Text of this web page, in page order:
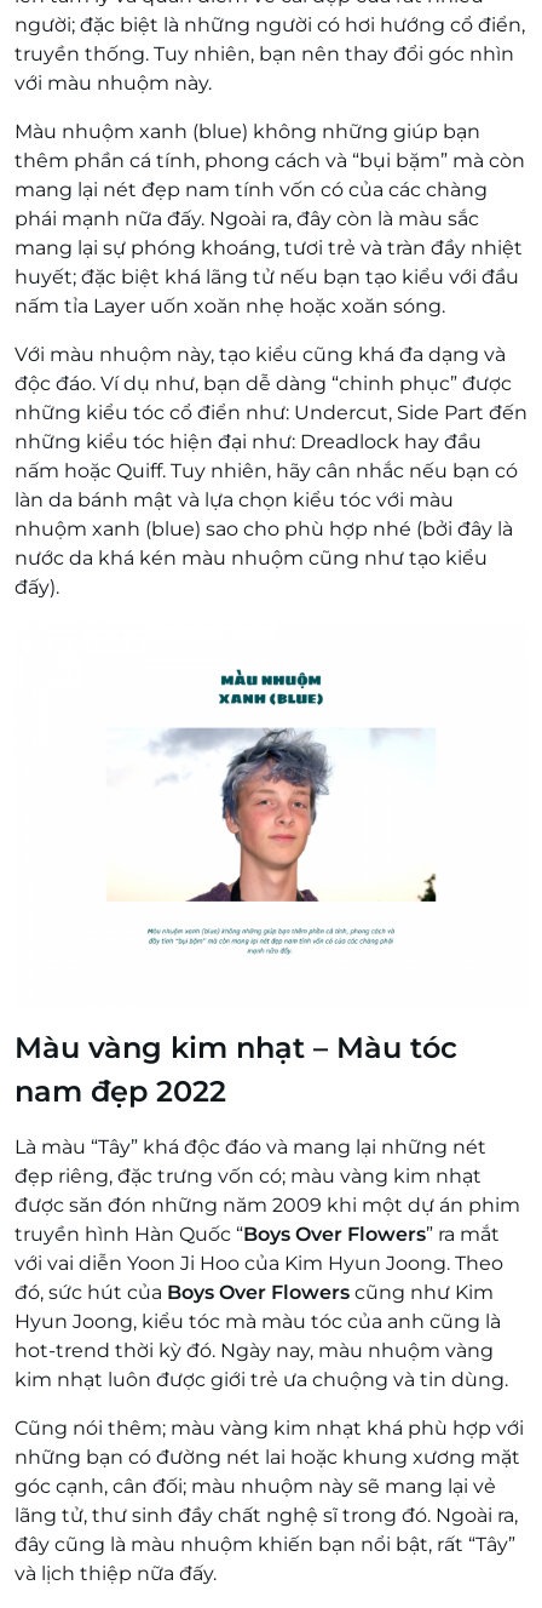
người; đặc biệt là những người có hơi hướng cổ điển,
truyền thống. Tuy nhiên, bạn nên thay đổi góc nhìn
với màu nhuộm này.
Màu nhuộm xanh (blue) không những giúp bạn
thêm phần cá tính, phong cách và “bụi bặm” mà còn
mang lại nét đẹp nam tính vốn có của các chàng
phái mạnh nữa đấy. Ngoài ra, đây còn là màu sắc
mang lại sự phóng khoáng, tươi trẻ và tràn đầy nhiệt
huyết; đặc biệt khá lãng tử nếu bạn tạo kiểu với đầu
nấm tỉa Layer uốn xoăn nhẹ hoặc xoăn sóng.
Với màu nhuộm này, tạo kiểu cũng khá đa dạng và
độc đáo. Ví dụ như, bạn dễ dàng “chinh phục” được
những kiểu tóc cổ điển như: Undercut, Side Part đến
những kiểu tóc hiện đại như: Dreadlock hay đầu
nấm hoặc Quiff. Tuy nhiên, hãy cân nhắc nếu bạn có
làn da bánh mật và lựa chọn kiểu tóc với màu
nhuộm xanh (blue) sao cho phù hợp nhé (bởi đây là
nước da khá kén màu nhuộm cũng như tạo kiểu
đấy).
Màu vàng kim nhạt – Màu tóc
nam đẹp 2022
Là màu “Tây” khá độc đáo và mang lại những nét
đẹp riêng, đặc trưng vốn có; màu vàng kim nhạt
được săn đón những năm 2009 khi một dự án phim
truyền hình Hàn Quốc “Boys Over Flowers” ra mắt
với vai diễn Yoon Ji Hoo của Kim Hyun Joong. Theo
đó, sức hút của Boys Over Flowers cũng như Kim
Hyun Joong, kiểu tóc mà màu tóc của anh cũng là
hot-trend thời kỳ đó. Ngày nay, màu nhuộm vàng
kim nhạt luôn được giới trẻ ưa chuộng và tin dùng.
Cũng nói thêm; màu vàng kim nhạt khá phù hợp với
những bạn có đường nét lai hoặc khung xương mặt
góc cạnh, cân đối; màu nhuộm này sẽ mang lại vẻ
lãng tử, thư sinh đầy chất nghệ sĩ trong đó. Ngoài ra,
đây cũng là màu nhuộm khiến bạn nổi bật, rất “Tây”
và lịch thiệp nữa đấy.